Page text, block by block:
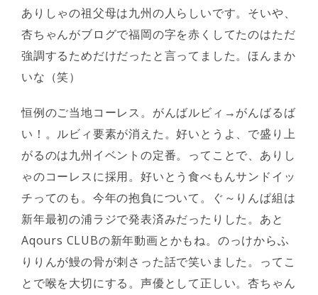
ありしゃの祖父母は九州の人らしいです。そいや、
杏ちゃんがブログで福岡の字を赤くしてたのはただ
強調するためだけだったと言ってました。ほんまか
いな（笑）
恒例のご当地コーレス。がんばルビィ→がんばるば
い！。ルビィ要素が消えた。好いとうよ、で盛り上
がるのは九州イベントの定番。ってことで、ありし
ゃのコーレスに採用。好いとう食べもんサンドイッ
チってのも。今年の抱負について。ぐ～りんぱ組は
新年最初の浦ラジで発表済みだったりした。あと
Aqours CLUBの新年動画とかもね。のっけからふ
りりんが鰻の骨が刺さった話で笑いました。ってこ
とで喉を大切にする。声優として正しい。杏ちゃん